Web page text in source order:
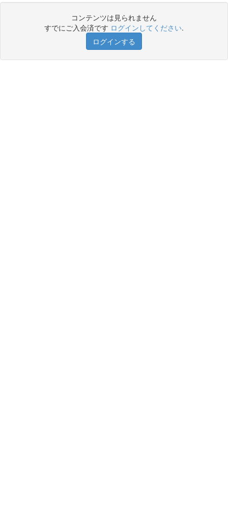
コンテンツは見られません
すでにご入会済です ログインしてください.
ログインする